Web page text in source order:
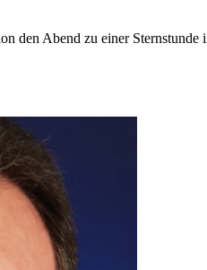
den Abend zu einer Sternstunde